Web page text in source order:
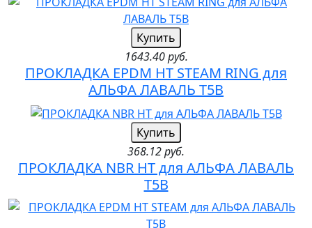
Купить
1643.40 руб.
ПРОКЛАДКА EPDM HT STEAM RING для
АЛЬФА ЛАВАЛЬ T5B
Купить
368.12 руб.
ПРОКЛАДКА NBR HT для АЛЬФА ЛАВАЛЬ
T5B